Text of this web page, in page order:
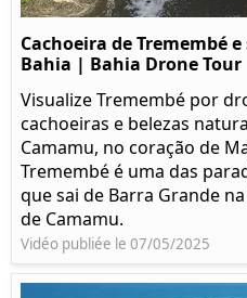
Cachoeira de Tremembé
Bahia | Bahia Drone Tour
Visualize Tremembé por
cachoeiras e belezas
Camamu, no coração de
Tremembé é uma das
que sai de Barra Grande
de Camamu.
Vidéo publiée le 07/05/2025